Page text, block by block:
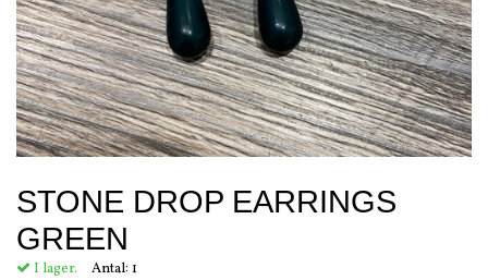
STONE DROP EARRINGS
GREEN
I lager. Antal: 1